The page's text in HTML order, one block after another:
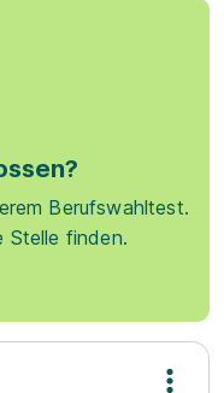
Berufswahltest.
Stelle finden.